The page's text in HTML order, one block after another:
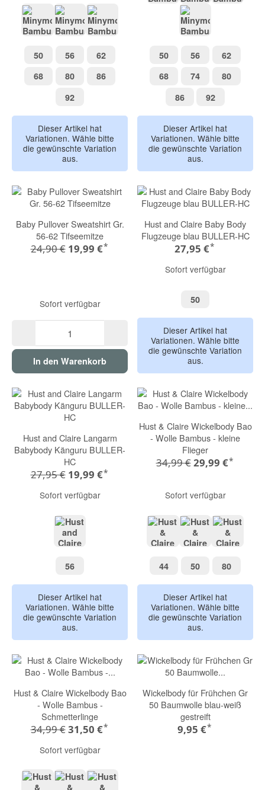
5050 5656 6262
6868 8080 8686
9292
Dieser Artikel hat
Variationen. Wähle bitte
die gewünschte Variation
aus.
Inifinity Haifisch
5050 5656 6262
6868 7474 8080
8686 9292
Dieser Artikel hat
Variationen. Wähle bitte
die gewünschte Variation
aus.
Baby Pullover Sweatshirt Gr.
56-62 Tifseemitze
24,90 € 19,99 €*
Sofort verfügbar
In den Warenkorb
Hust and Claire Baby Body
Flugzeuge blau BULLER-HC
27,95 €*
Sofort verfügbar
5050
Dieser Artikel hat
Variationen. Wähle bitte
die gewünschte Variation
aus.
Hust and Claire Langarm
Babybody Känguru BULLER-
HC
27,95 € 19,99 €*
Sofort verfügbar
5656
Dieser Artikel hat
Variationen. Wähle bitte
die gewünschte Variation
aus.
Hust & Claire Wickelbody Bao
- Wolle Bambus - kleine
Flieger
34,99 €29,99 €*
Sofort verfügbar
4444 5050 8080
Dieser Artikel hat
Variationen. Wähle bitte
die gewünschte Variation
aus.
Hust & Claire Wickelbody Bao
- Wolle Bambus -
Schmetterlinge
34,99 €31,50 €*
Sofort verfügbar
Wickelbody für Frühchen Gr
50 Baumwolle blau-weiß
gestreift
9,95 €*